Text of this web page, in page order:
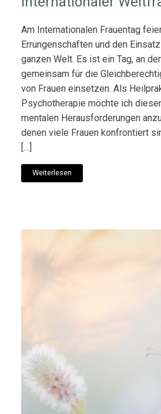
Am Internationalen Frauentag
Errungenschaften und den
ganzen Welt. Es ist ein Tag, an
gemeinsam für die
von Frauen einsetzen. Als
Psychotherapie möchte ich
mentalen Herausforderungen
denen viele Frauen konfrontiert
[…]
Weiterlesen